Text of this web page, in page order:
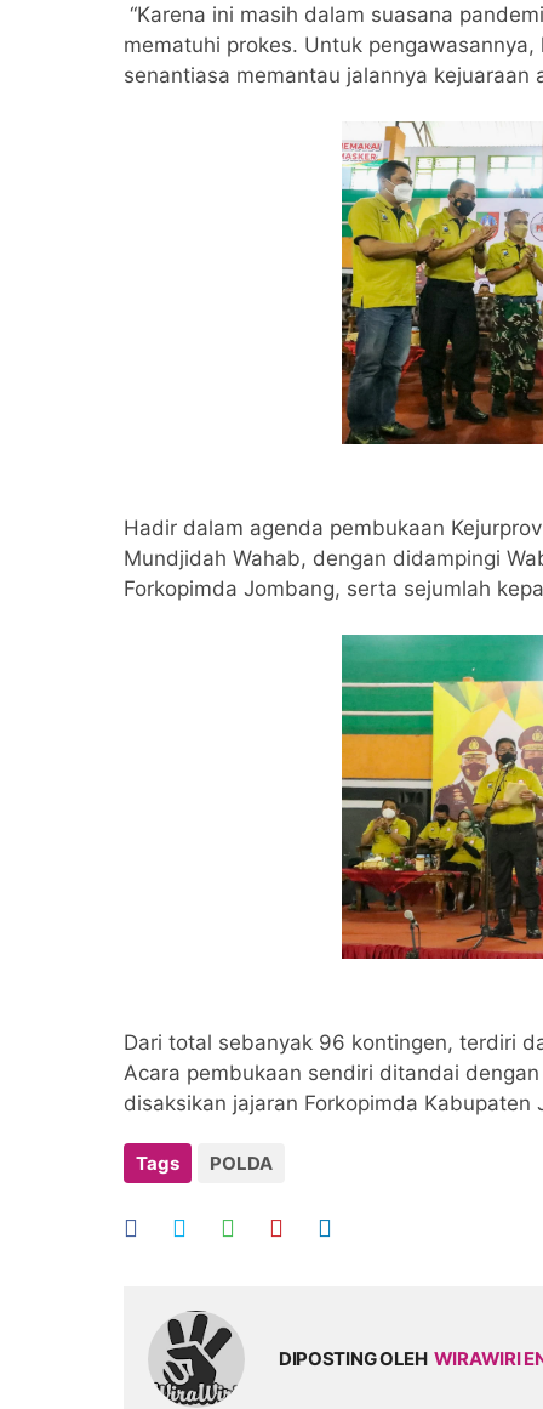
“Karena ini masih dalam suasana
mematuhi prokes. Untuk
senantiasa memantau jalannya kejuaraan
Hadir dalam agenda pembukaan
Mundjidah Wahab, dengan didampingi
Forkopimda Jombang, serta sejumlah
Dari total sebanyak 96 kontingen, terdiri
Acara pembukaan sendiri ditandai
disaksikan jajaran Forkopimda Kabupaten
Tags POLDA
DIPOSTING OLEH WIRAWIRI